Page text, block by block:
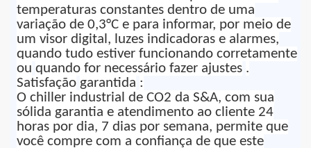
temperaturas constantes dentro de uma
variação de 0,3°C e para informar, por meio de
um visor digital, luzes indicadoras e alarmes,
quando tudo estiver funcionando corretamente
ou quando for necessário fazer ajustes .
Satisfação garantida :
O chiller industrial de CO2 da S&A, com sua
sólida garantia e atendimento ao cliente 24
horas por dia, 7 dias por semana, permite que
você compre com a confiança de que este